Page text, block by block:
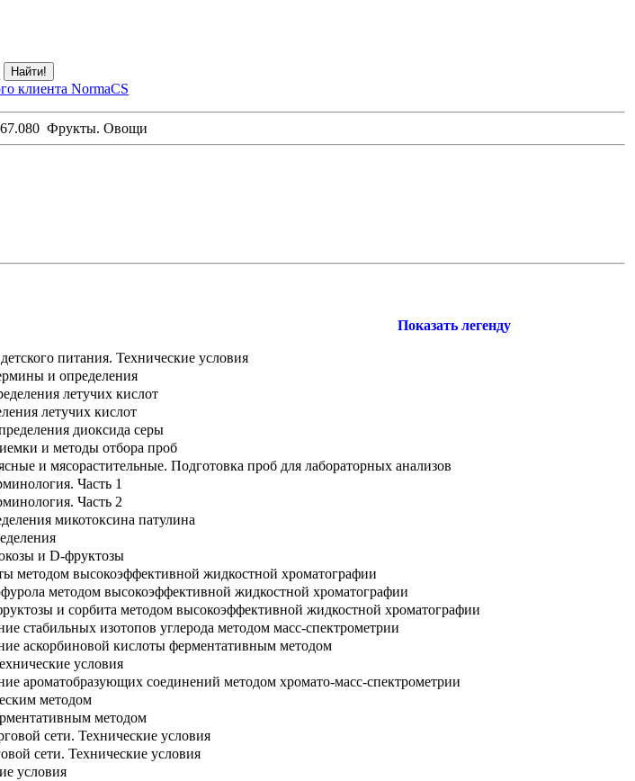
клиента NormaCS
67.080 Фрукты. Овощи
Показать легенду
питания. Технические условия
и определения
летучих кислот
летучих кислот
диоксида серы
и методы отбора проб
и мясорастительные. Подготовка проб для лабораторных анализов
Часть 1
Часть 2
микотоксина патулина
и D-фруктозы
методом высокоэффективной жидкостной хроматографии
методом высокоэффективной жидкостной хроматографии
и сорбита методом высокоэффективной жидкостной хроматографии
стабильных изотопов углерода методом масс-спектрометрии
аскорбиновой кислоты ферментативным методом
условия
ароматобразующих соединений методом хромато-масс-спектрометрии
методом
методом
сети. Технические условия
сети. Технические условия
условия